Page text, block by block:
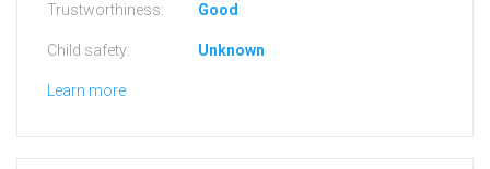
Trustworthiness: Good
Child safety: Unknown
Learn more